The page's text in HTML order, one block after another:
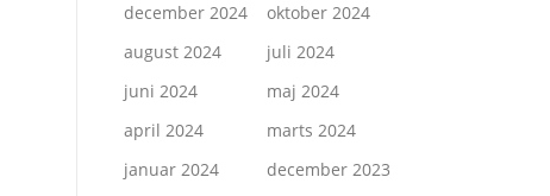
december 2024
oktober 2024
august 2024
juli 2024
juni 2024
maj 2024
april 2024
marts 2024
januar 2024
december 2023